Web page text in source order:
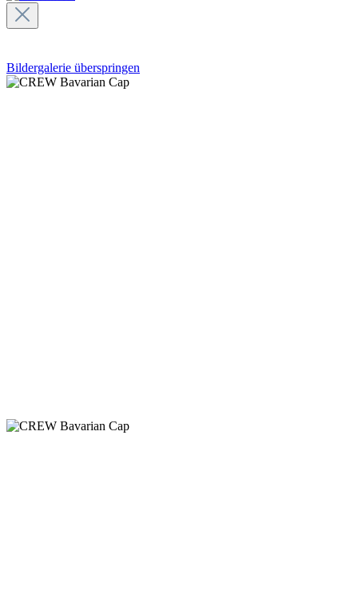
Bildergalerie überspringen